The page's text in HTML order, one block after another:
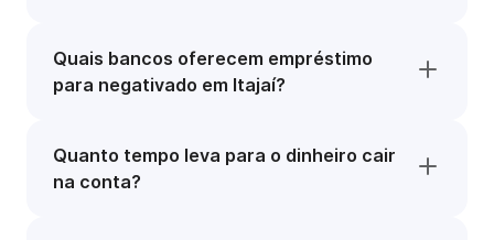
Quais bancos oferecem empréstimo
para negativado em Itajaí?
Quanto tempo leva para o dinheiro cair
na conta?